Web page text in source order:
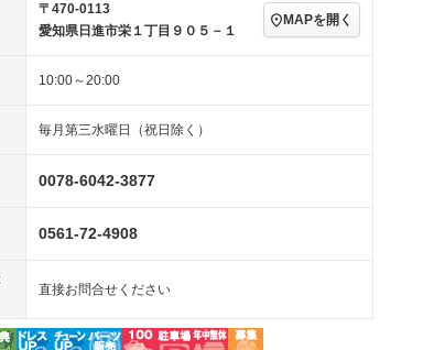
装備略号／用語解説
3列シート ベンチシート
オットマン
〒470-0113
愛知県日進市栄１丁目９０５－１
MAPを開く
10:00～20:00
毎月第三水曜日（祝日除く）
0078-6042-3877
0561-72-4908
直接お問合せください